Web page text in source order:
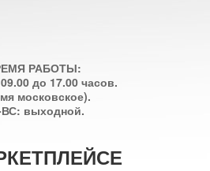
РАБОТЫ:
до 17.00 часов.
московское).
выходной.